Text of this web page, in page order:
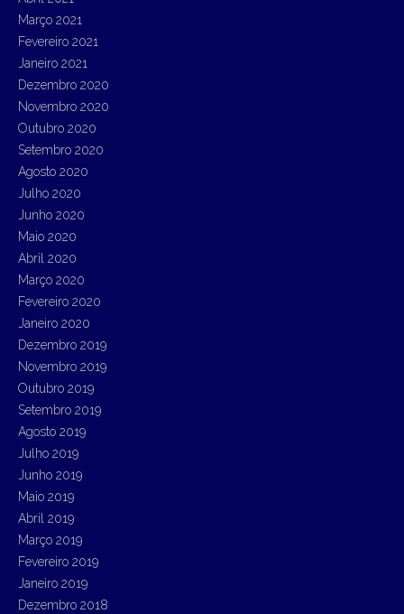
Março 2021
Fevereiro 2021
Janeiro 2021
Dezembro 2020
Novembro 2020
Outubro 2020
Setembro 2020
Agosto 2020
Julho 2020
Junho 2020
Maio 2020
Abril 2020
Março 2020
Fevereiro 2020
Janeiro 2020
Dezembro 2019
Novembro 2019
Outubro 2019
Setembro 2019
Agosto 2019
Julho 2019
Junho 2019
Maio 2019
Abril 2019
Março 2019
Fevereiro 2019
Janeiro 2019
Dezembro 2018